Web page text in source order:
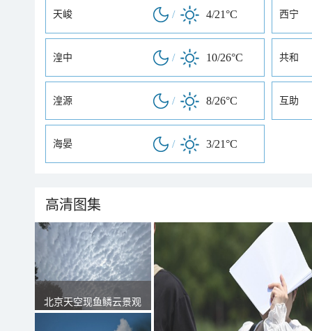
天峻 / 4/21°C 西宁
湟中 / 10/26°C 共和
湟源 / 8/26°C 互助
海晏 / 3/21°C
高清图集
北京天空现鱼鳞云景观